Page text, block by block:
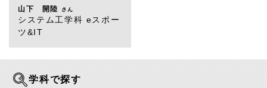
山下 開陸 さん
システム工学科 eスポー
ツ&IT
学科で探す